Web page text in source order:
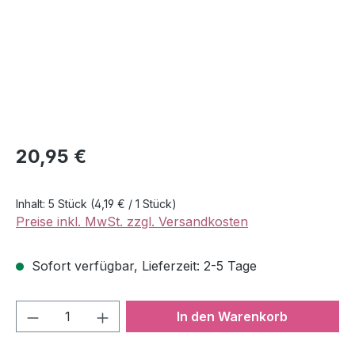
Regulärer Preis:
20,95 €
Inhalt: 5 Stück (4,19 € / 1 Stück)
Preise inkl. MwSt. zzgl. Versandkosten
Sofort verfügbar, Lieferzeit: 2-5 Tage
Produkt Anzahl: Gib denIn den Warenkorb